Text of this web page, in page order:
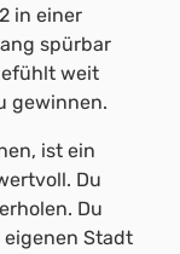
in einer
spürbar
weit
gewinnen.
ist ein
Du
Du
Stadt